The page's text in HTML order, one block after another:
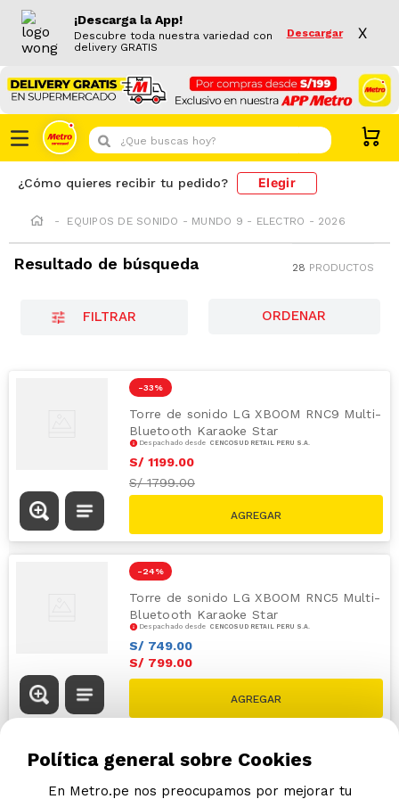
¡Descarga la App!
Descubre toda nuestra variedad con
delivery GRATIS
Descargar X
¿Que buscas hoy?
¿Cómo quieres recibir tu pedido? Elegir
EQUIPOS DE SONIDO - MUNDO 9 - ELECTRO - 2026
Resultado de búsqueda 28 PRODUCTOS
FILTRAR
-33 %
Torre de sonido LG XBOOM RNC9 Multi-
Bluetooth Karaoke Star
Despachado desde CENCOSUD RETAIL PERÚ S.A.
S/ 1199.00
S/1799.00
-24 %
Torre de sonido LG XBOOM RNC5 Multi-
Bluetooth Karaoke Star
Despachado desde CENCOSUD RETAIL PERÚ S.A.
S/ 749.00
S/ 799.00
S/1049.00
Política general sobre Cookies
En Metro.pe nos preocupamos por mejorar tu